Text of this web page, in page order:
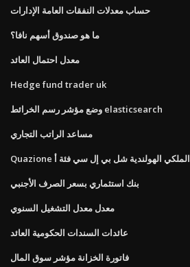
حساب معدلات النفقات العامة الإدارات
ما هو صندوق أسهم نافا؟
معدل احتمال العائد
Hedge fund trader uk
وضع مؤشر رسم الخرائط elasticsearch
مساعد الراتب التجاري
Quazione الملكي الهولندية شل بي إل سي فئة أ
بنك استثماري بسعر الصرف الأجنبي
معدل معدل التشغيل السنوي
عائدات السندات الحكومية العائد
فاتورة الخزانة مؤشر سوق المال